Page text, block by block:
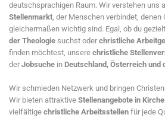
deutschsprachigen Raum. Wir verstehen uns
Stellenmarkt, der Menschen verbindet, denen
gleichermaßen wichtig sind. Egal, ob du
der Theologie suchst oderchristliche
finden möchtest, unsere christliche
derJobsuche in Deutschland, Österreich und
Wir schmieden Netzwerk und bringen
Wir bieten attraktive Stellenangebote in
vielfältige christliche Arbeitsstellen für jede